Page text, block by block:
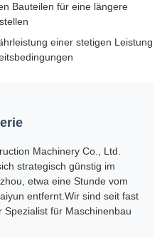
Bauteilen für eine längere
einer stetigen Leistung
Machinery Co., Ltd.
strategisch günstig im
etwa eine Stunde vom
entfernt.Wir sind seit fast
für Maschinenbau